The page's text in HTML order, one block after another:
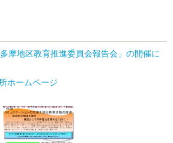
摩地区教育推進委員会報告会」の開催に
ホームページ